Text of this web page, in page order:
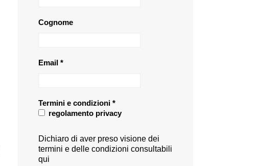
Cognome
Email *
Termini e condizioni *
regolamento privacy
Dichiaro di aver preso visione dei
termini e delle condizioni consultabili
qui